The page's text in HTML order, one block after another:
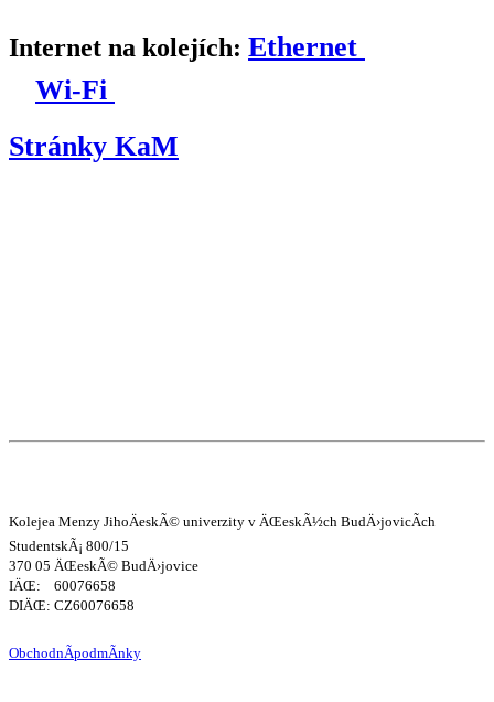
Internet na kolejích: Ethernet
Wi-Fi
Stránky KaM
Kolejea Menzy JihoÄeskÃ© univerzity v ÄŒeskÃ½ch BudÄ›jovicÃ­ch
StudentskÃ¡ 800/15
370 05 ÄŒeskÃ© BudÄ›jovice
IÄŒ: 60076658
DIÄŒ: CZ60076658
ObchodnÃ­podmÃ­nky